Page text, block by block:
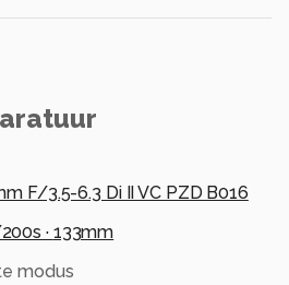
F/3.5-6.3 Di II VC PZD B016
· 133mm
modus